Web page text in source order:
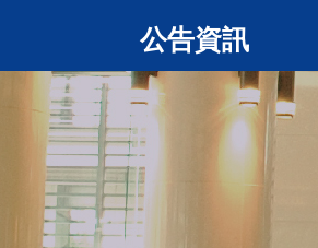
公告資訊